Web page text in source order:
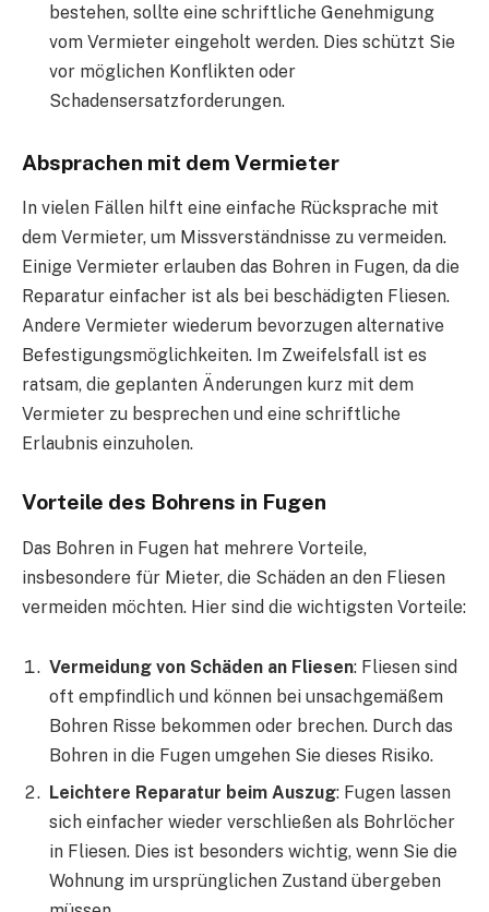
bestehen, sollte eine schriftliche Genehmigung
vom Vermieter eingeholt werden. Dies schützt Sie
vor möglichen Konflikten oder
Schadensersatzforderungen.
Absprachen mit dem Vermieter
In vielen Fällen hilft eine einfache Rücksprache mit
dem Vermieter, um Missverständnisse zu vermeiden.
Einige Vermieter erlauben das Bohren in Fugen, da die
Reparatur einfacher ist als bei beschädigten Fliesen.
Andere Vermieter wiederum bevorzugen alternative
Befestigungsmöglichkeiten. Im Zweifelsfall ist es
ratsam, die geplanten Änderungen kurz mit dem
Vermieter zu besprechen und eine schriftliche
Erlaubnis einzuholen.
Vorteile des Bohrens in Fugen
Das Bohren in Fugen hat mehrere Vorteile,
insbesondere für Mieter, die Schäden an den Fliesen
vermeiden möchten. Hier sind die wichtigsten Vorteile:
Vermeidung von Schäden an Fliesen: Fliesen sind
oft empfindlich und können bei unsachgemäßem
Bohren Risse bekommen oder brechen. Durch das
Bohren in die Fugen umgehen Sie dieses Risiko.
Leichtere Reparatur beim Auszug: Fugen lassen
sich einfacher wieder verschließen als Bohrlöcher
in Fliesen. Dies ist besonders wichtig, wenn Sie die
Wohnung im ursprünglichen Zustand übergeben